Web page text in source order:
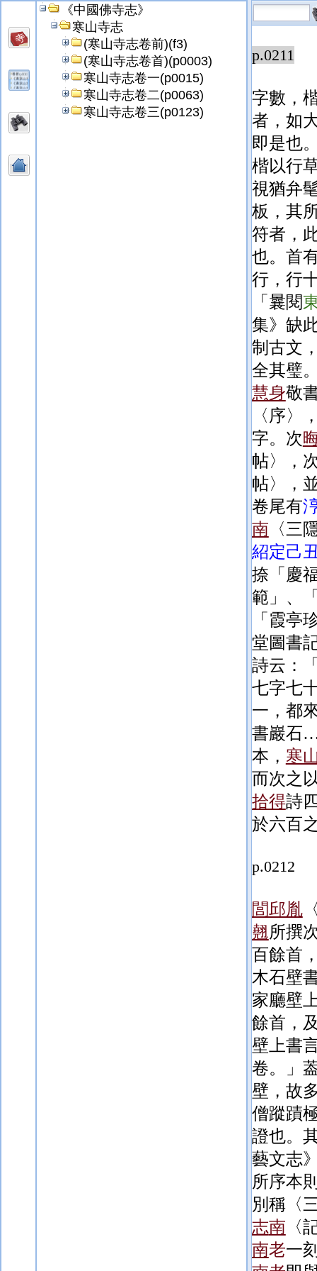
《中國佛寺志》
寒山寺志
(寒山寺志卷前)(f3)
(寒山寺志卷首)(p0003)
寒山寺志卷一(p0015)
寒山寺志卷二(p0063)
寒山寺志卷三(p0123)
有算一
p.0211
字數，
者，如
即是也
楷以行
視猶弁
板，其
符者，
也。首
行，行
「曩閱
集》缺
制古文
全其璧
慧身敬
〈序〉
字。次
帖〉，
帖〉，
卷尾有
南 〈三
紹定己
捺「慶
範」、
「霞亭
堂圖書
詩云：
七字七
一，都
書巖石
本， 寒
而次之
拾得詩
於六百
p.0212
閭邱胤
翹所撰
百餘首
木石壁
家廳壁
餘首，
壁上書
卷。」
壁，故
僧蹤蹟
證也。
藝文志
所序本
別稱〈
志南 〈
南老一